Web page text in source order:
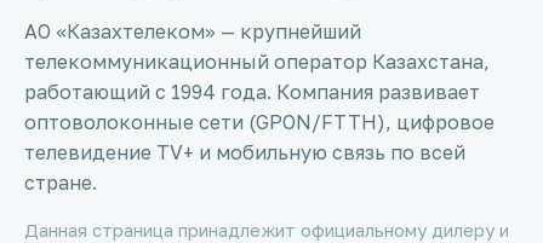
Зеленое
Атырау
АО «Казахтелеком» — крупнейший
телекоммуникационный оператор Казахстана,
работающий с 1994 года. Компания развивает
оптоволоконные сети (GPON/FTTH), цифровое
телевидение TV+ и мобильную связь по всей
стране.
Данная страница принадлежит официальному дилеру и